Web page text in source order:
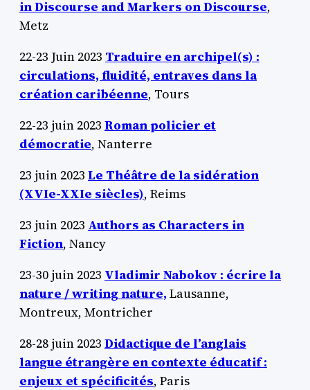
in Discourse and Markers on Discourse,
Metz
22-23 Juin 2023 Traduire en archipel(s) :
circulations, fluidité, entraves dans la
création caribéenne, Tours
22-23 juin 2023 Roman policier et
démocratie, Nanterre
23 juin 2023 Le Théâtre de la sidération
(XVIe-XXIe siècles), Reims
23 juin 2023 Authors as Characters in
Fiction, Nancy
23-30 juin 2023 Vladimir Nabokov : écrire la
nature / writing nature, Lausanne,
Montreux, Montricher
28-28 juin 2023 Didactique de l’anglais
langue étrangère en contexte éducatif :
enjeux et spécificités, Paris